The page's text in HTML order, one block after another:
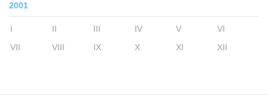
2001
I II III IV V
VI
VII
VIII IX X XI XII